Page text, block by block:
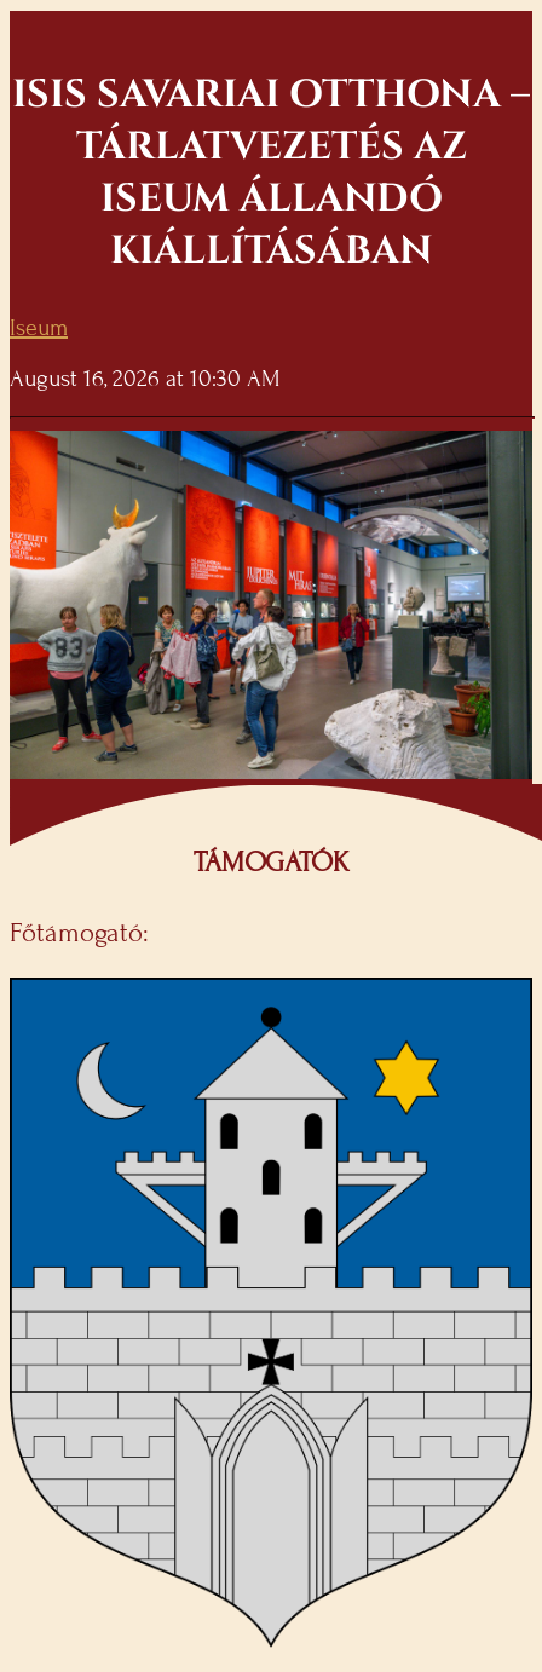
ISIS SAVARIAI OTTHONA –
TÁRLATVEZETÉS AZ
ISEUM ÁLLANDÓ
KIÁLLÍTÁSÁBAN
Iseum
August 16, 2026 at 10:30 AM
TÁMOGATÓK
Főtámogató: